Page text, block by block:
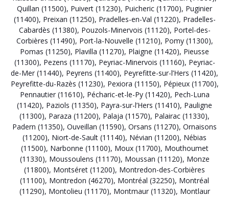
Quillan (11500), Puivert (11230), Puicheric (11700), Puginier
(11400), Preixan (11250), Pradelles-en-Val (11220), Pradelles-
Cabardès (11380), Pouzols-Minervois (11120), Portel-des-
Corbières (11490), Port-la-Nouvelle (11210), Pomy (11300),
Pomas (11250), Plavilla (11270), Plaigne (11420), Pieusse
(11300), Pezens (11170), Peyriac-Minervois (11160), Peyriac-
de-Mer (11440), Peyrens (11400), Peyrefitte-sur-l’Hers (11420),
Peyrefitte-du-Razès (11230), Pexiora (11150), Pépieux (11700),
Pennautier (11610), Pécharic-et-le-Py (11420), Pech-Luna
(11420), Paziols (11350), Payra-sur-l’Hers (11410), Pauligne
(11300), Paraza (11200), Palaja (11570), Palairac (11330),
Padern (11350), Ouveillan (11590), Orsans (11270), Ornaisons
(11200), Niort-de-Sault (11140), Névian (11200), Nébias
(11500), Narbonne (11100), Moux (11700), Mouthoumet
(11330), Moussoulens (11170), Moussan (11120), Monze
(11800), Montséret (11200), Montredon-des-Corbières
(11100), Montredon (46270), Montréal (32250), Montréal
(11290), Montolieu (11170), Montmaur (11320), Montlaur